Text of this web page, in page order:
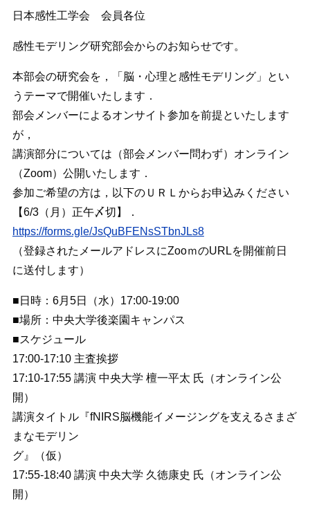
日本感性工学会 会員各位
感性モデリング研究部会からのお知らせです。
本部会の研究会を，「脳・心理と感性モデリング」とい
うテーマで開催いたします．
部会メンバーによるオンサイト参加を前提といたします
が，
講演部分については（部会メンバー問わず）オンライン
（Zoom）公開いたします．
参加ご希望の方は，以下のＵＲＬからお申込みください
【6/3（月）正午〆切】．
https://forms.gle/JsQuBFENsSTbnJLs8
（登録されたメールアドレスにZooｍのURLを開催前日
に送付します）
■日時：6月5日（水）17:00-19:00
■場所：中央大学後楽園キャンパス
■スケジュール
17:00-17:10 主査挨拶
17:10-17:55 講演 中央大学 檀一平太 氏（オンライン公
開）
講演タイトル『fNIRS脳機能イメージングを支えるさまざ
まなモデリン
グ』（仮）
17:55-18:40 講演 中央大学 久徳康史 氏（オンライン公
開）